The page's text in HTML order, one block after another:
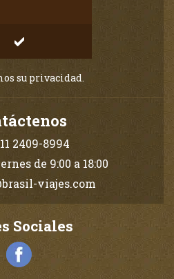
su privacidad.
2409-8994
de 9:00 a 18:00
viajes.com
Sociales